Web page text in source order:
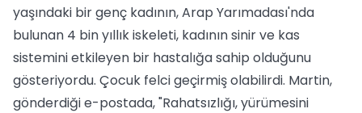
yaşındaki bir genç kadının, Arap Yarımadası'nda
bulunan 4 bin yıllık iskeleti, kadının sinir ve kas
sistemini etkileyen bir hastalığa sahip olduğunu
gösteriyordu. Çocuk felci geçirmiş olabilirdi. Martin,
gönderdiği e-postada, "Rahatsızlığı, yürümesini